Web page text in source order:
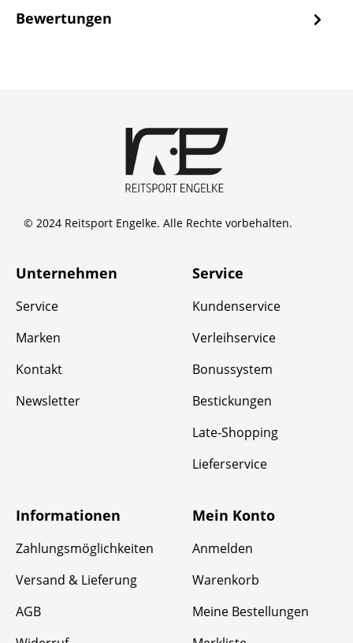
Bewertungen
© 2024 Reitsport Engelke. Alle Rechte vorbehalten.
Unternehmen
Service
Marken
Kontakt
Newsletter
Service
Kundenservice
Verleihservice
Bonussystem
Bestickungen
Late-Shopping
Lieferservice
Informationen
Zahlungsmöglichkeiten
Versand & Lieferung
AGB
Mein Konto
Anmelden
Warenkorb
Meine Bestellungen